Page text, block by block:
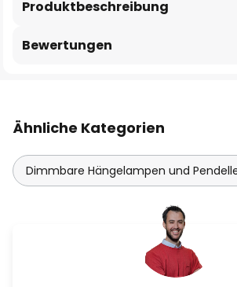
Produktbeschreibung
Bewertungen
Ähnliche Kategorien
Dimmbare Hängelampen und